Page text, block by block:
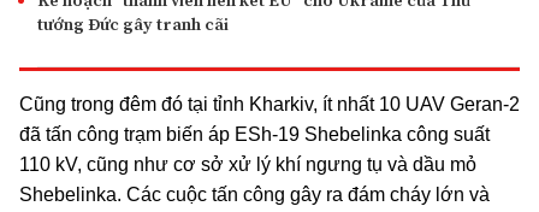
tướng Đức gây tranh cãi
Cũng trong đêm đó tại tỉnh Kharkiv, ít nhất 10 UAV Geran-2
đã tấn công trạm biến áp ESh-19 Shebelinka công suất
110 kV, cũng như cơ sở xử lý khí ngưng tụ và dầu mỏ
Shebelinka. Các cuộc tấn công gây ra đám cháy lớn và